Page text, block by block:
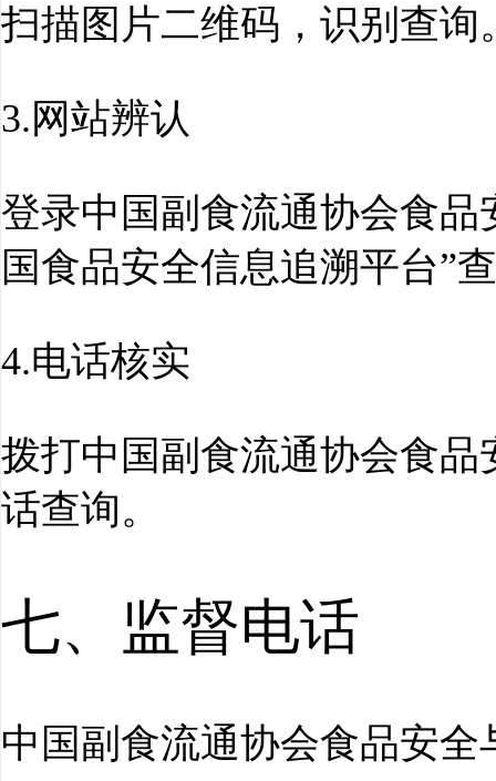
扫描图片二维码，识别查询
3.网站辨认
登录中国副食流通协会食
国食品安全信息追溯平台”
4.电话核实
拨打中国副食流通协会食
话查询。
七、监督电话
中国副食流通协会食品安